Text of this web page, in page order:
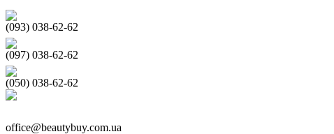
(093) 038-62-62
(097) 038-62-62
(050) 038-62-62
office@beautybuy.com.ua